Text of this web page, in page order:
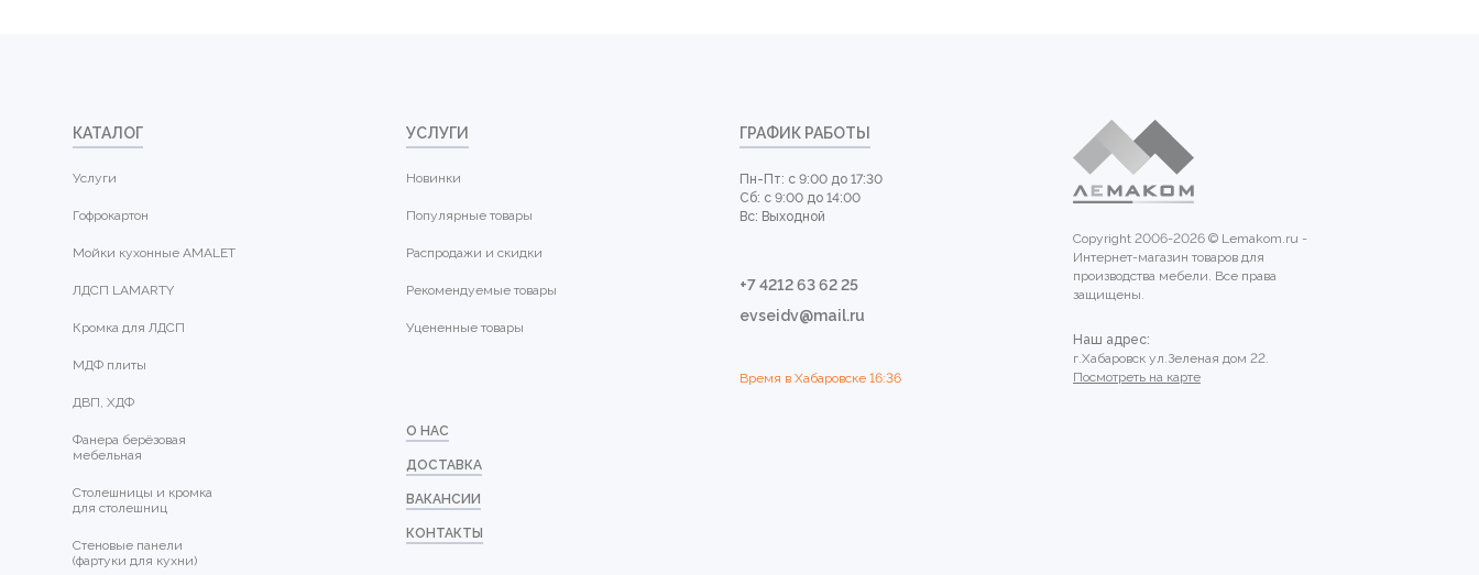
КАТАЛОГ
Услуги
Гофрокартон
Мойки кухонные AMALET
ЛДСП LAMARTY
Кромка для ЛДСП
МДФ плиты
ДВП, ХДФ
Фанера берёзовая
мебельная
Столешницы и кромка
для столешниц
Стеновые панели
(фартуки для кухни)
УСЛУГИ
Новинки
Популярные товары
Распродажи и скидки
Рекомендуемые товары
Уцененные товары
О НАС
ДОСТАВКА
ВАКАНСИИ
КОНТАКТЫ
ГРАФИК РАБОТЫ
Пн-Пт: с 9:00 до 17:30
Сб: с 9:00 до 14:00
Вс: Выходной
+7 4212 63 62 25
evseidv@mail.ru
Время в Хабаровске 16:36
Copyright 2006-2026 © Lemakom.ru -
Интернет-магазин товаров для
производства мебели. Все права
защищены.
Наш адрес:
г.Хабаровск ул.Зеленая дом 22.
Посмотреть на карте